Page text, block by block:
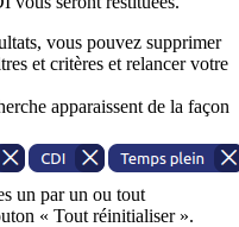
vous pouvez supprimer
et critères et relancer votre
apparaissent de la façon
un par un ou tout
« Tout réinitialiser ».